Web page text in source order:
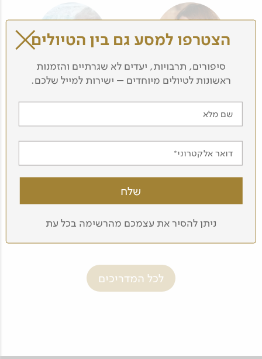
סיגל יושע עוזי מייבום
לכל המדריכים
הצטרפו למסע גם בין הטיולים
סיפורים, תרבויות, יעדים לא שגרתיים והזמנות
ראשונות לטיולים מיוחדים – ישירות למייל שלכם.
שם מלא
דואר אלקטרוני
ניתן להסיר את עצמכם מהרשימה בכל עת